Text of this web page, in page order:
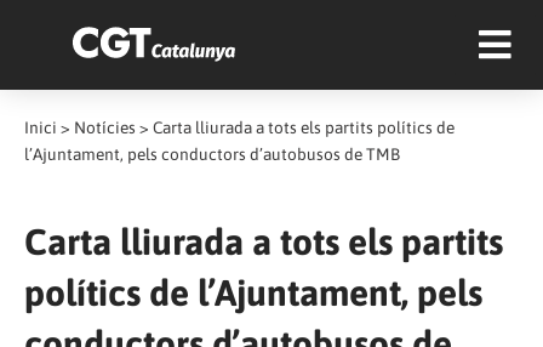
Inici > Notícies > Carta lliurada a tots els partits polítics de
l’Ajuntament, pels conductors d’autobusos de TMB
Carta lliurada a tots els partits
polítics de l’Ajuntament, pels